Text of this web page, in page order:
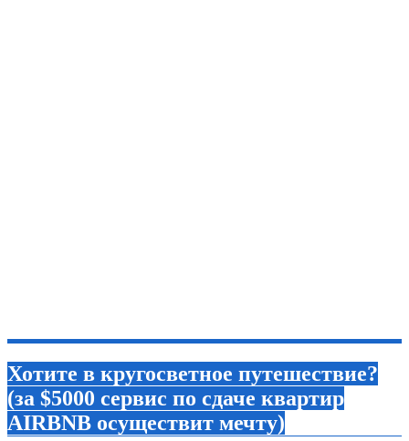
Хотите в кругосветное путешествие?
(за $5000 сервис по сдаче квартир
AIRBNB осуществит мечту)